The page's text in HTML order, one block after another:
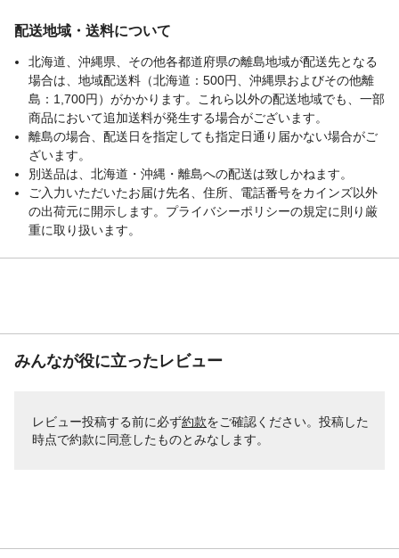
配送地域・送料について
北海道、沖縄県、その他各都道府県の離島地域が配送先となる
場合は、地域配送料（北海道：500円、沖縄県およびその他離
島：1,700円）がかかります。これら以外の配送地域でも、一部
商品において追加送料が発生する場合がございます。
離島の場合、配送日を指定しても指定日通り届かない場合がご
ざいます。
別送品は、北海道・沖縄・離島への配送は致しかねます。
ご入力いただいたお届け先名、住所、電話番号をカインズ以外
の出荷元に開示します。プライバシーポリシーの規定に則り厳
重に取り扱います。
みんなが役に立ったレビュー
レビュー投稿する前に必ず約款をご確認ください。投稿した
時点で約款に同意したものとみなします。